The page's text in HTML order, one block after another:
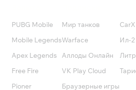
PUBG Mobile
Mobile Legends
Apex Legends
Free Fire
Pioner
Мир танков
Warface
Аллоды Онлайн
VK Play Cloud
Браузерные игры
Ил-